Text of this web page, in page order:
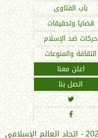
باب الفتاوى
قضايا وتحقيقات
حركات ضد الإسلام
الثقافة والمنوعات
اعلن معنا
اتصل بنا

